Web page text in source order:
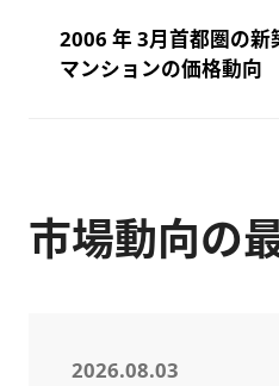
2006 年 3月首都圏の新
マンションの価格動向
市場動向の
2026.08.03